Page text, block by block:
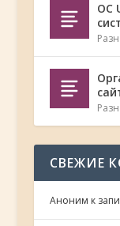
ОС
СВЕЖИЕ
Аноним к